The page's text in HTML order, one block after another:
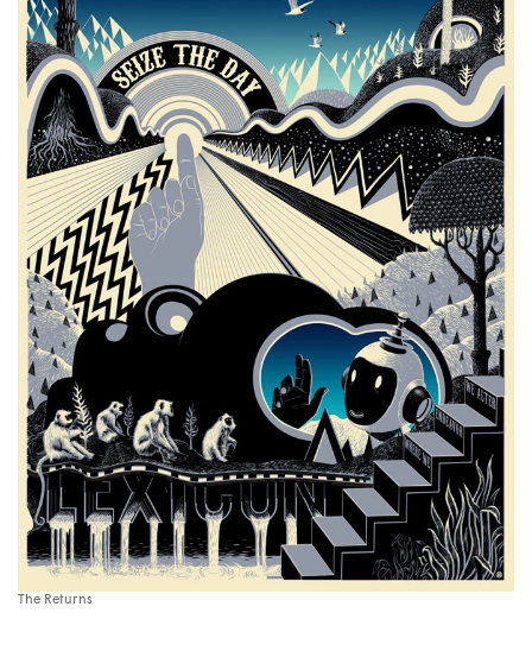
The Returns